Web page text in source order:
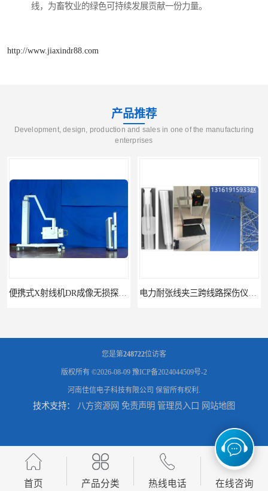
线，为畜牧业的绿色可持续发展贡献一份力量。
http://www.jiaxindr88.com
产品推荐
Development, design, production and sales in one of the manufacturing
enterprises
便携式X射线机DR成像无损探伤检测系统 电力耐张线夹三跨线路探伤仪X射线机DR成像检测系统
工业CT微焦源射线机桌面台式CT实验动物三维X光成像系统微型CT 牛马羊用全身拍片DR成像系统动物园兽医站数字化X光机悬吊牛用DR
您是第248722位访客
版权所有 ©2026-08-09 豫ICP备2024044509号-2
河南佳信电子科技有限公司 保留所有权利.
技术支持： 八方资源网 免责声明 管理员入口 网站地图
首页 产品分类 热线电话 在线咨询